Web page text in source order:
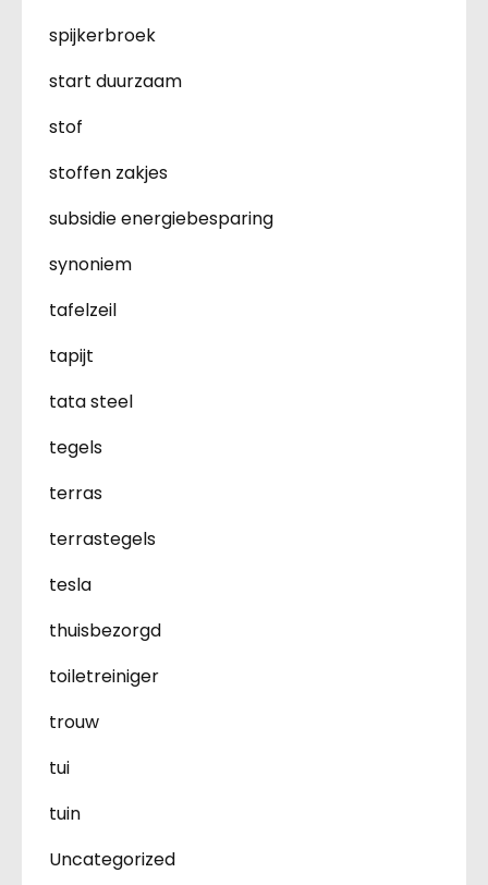
spijkerbroek
start duurzaam
stof
stoffen zakjes
subsidie energiebesparing
synoniem
tafelzeil
tapijt
tata steel
tegels
terras
terrastegels
tesla
thuisbezorgd
toiletreiniger
trouw
tui
tuin
Uncategorized